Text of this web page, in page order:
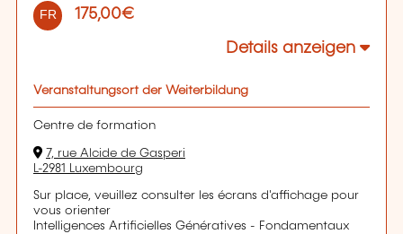
FR 175,00€
Details anzeigen
Veranstaltungsort der Weiterbildung
Centre de formation
7, rue Alcide de Gasperi
L-2981 Luxembourg
Sur place, veuillez consulter les écrans d'affichage pour
vous orienter
Intelligences Artificielles Génératives - Fondamentaux